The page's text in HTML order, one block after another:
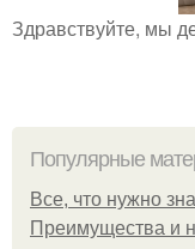
Здравствуйте, мы
Популярные
Все, что нужно
Преимущества и